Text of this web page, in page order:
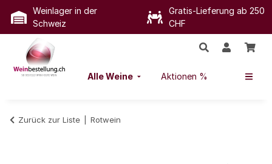
Weinlager in der
Schweiz
Gratis-Lieferung ab 250
CHF
Alle Weine Aktionen %
Zurück zur Liste Rotwein